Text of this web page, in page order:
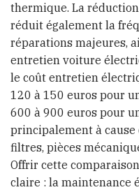
thermique. La
réduit également la
réparations majeures,
entretien voiture
le coût entretien
120 à 150 euros pour
600 à 900 euros pour
principalement à cause
filtres, pièces
Offrir cette
claire : la maintenance